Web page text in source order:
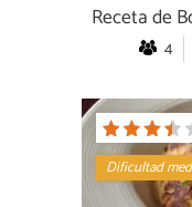
Receta de
4
Dificultad